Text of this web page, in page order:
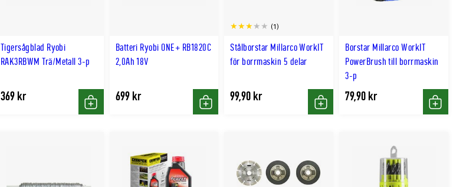
Tigersågblad Ryobi
RAK3RBWM Trä/Metall 3-p
369 kr
Köp
Batteri Ryobi ONE+ RB1820C
2,0Ah 18V
699 kr
Köp
Stålborstar Millarco WorkIT
för borrmaskin 5 delar
(1)
99,90 kr
Köp
Borstar Millarco WorkIT
PowerBrush till borrmaskin
3-p
79,90 kr
Köp